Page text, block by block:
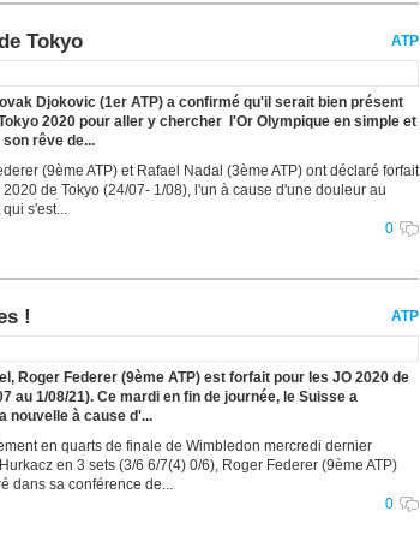
Tokyo
ATP
Djokovic (1er ATP) a confirmé qu'il serait bien présent
2020 pour aller y chercher l'Or Olympique en simple et
rêve de...
(9ème ATP) et Rafael Nadal (3ème ATP) ont déclaré forfait
de Tokyo (24/07- 1/08), l'un à cause d'une douleur au
s'est...
0
!
ATP
Roger Federer (9ème ATP) est forfait pour les JO 2020 de
au 1/08/21). Ce mardi en fin de journée, le Suisse a
nouvelle à cause d'...
en quarts de finale de Wimbledon mercredi dernier
en 3 sets (3/6 6/7(4) 0/6), Roger Federer (9ème ATP)
dans sa conférence de...
0